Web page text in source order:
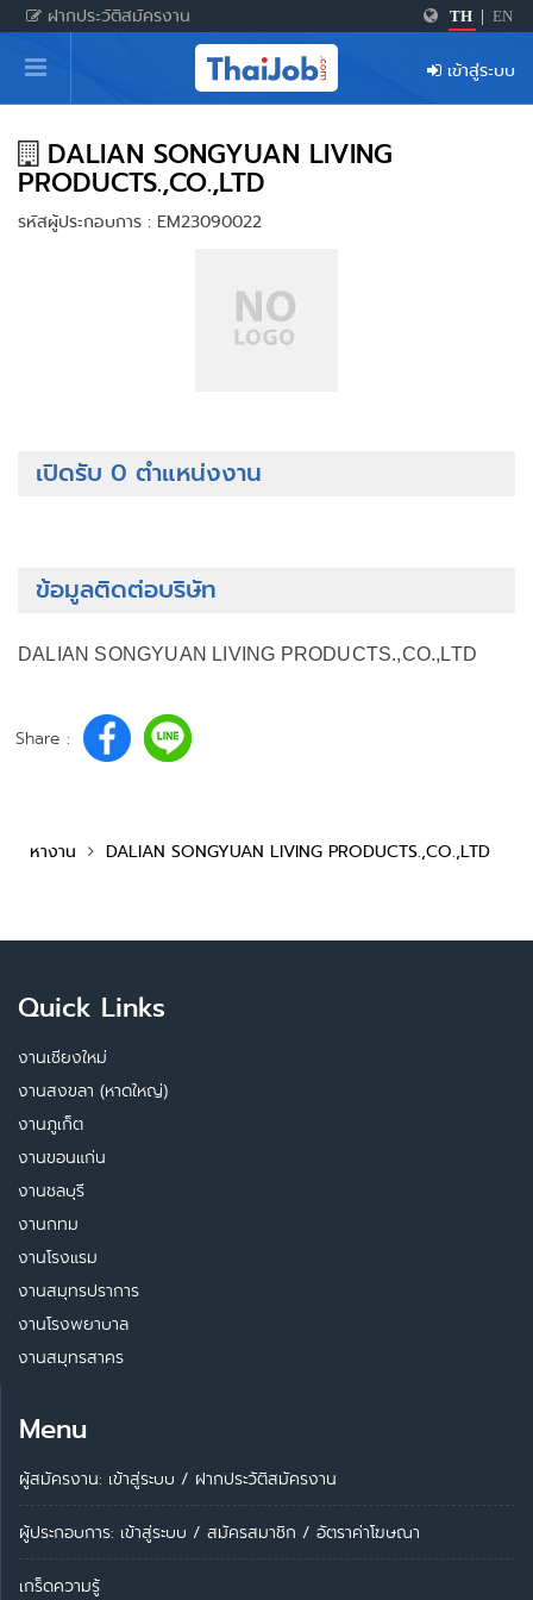
ฝากประวัติสมัครงาน TH EN
หน้าหลัก
ผู้สมัครงาน: เข้าสู่ระบบ
ฝากประวัติสมัครงาน
เกร็ดความรู้
เข้าสู่ระบบ
DALIAN SONGYUAN LIVING
PRODUCTS.,CO.,LTD
รหัสผู้ประกอบการ : EM23090022
เปิดรับ 0 ตำแหน่งงาน
ข้อมูลติดต่อบริษัท
DALIAN SONGYUAN LIVING PRODUCTS.,CO.,LTD
Share :
หางาน DALIAN SONGYUAN LIVING PRODUCTS.,CO.,LTD
Quick Links
งานเชียงใหม่
งานสงขลา (หาดใหญ่)
งานภูเก็ต
งานขอนแก่น
งานชลบุรี
งานกทม
งานโรงแรม
งานสมุทรปราการ
งานโรงพยาบาล
งานสมุทรสาคร
Menu
ผู้สมัครงาน: เข้าสู่ระบบ / ฝากประวัติสมัครงาน
ผู้ประกอบการ: เข้าสู่ระบบ / สมัครสมาชิก / อัตราค่าโฆษณา
เกร็ดความรู้